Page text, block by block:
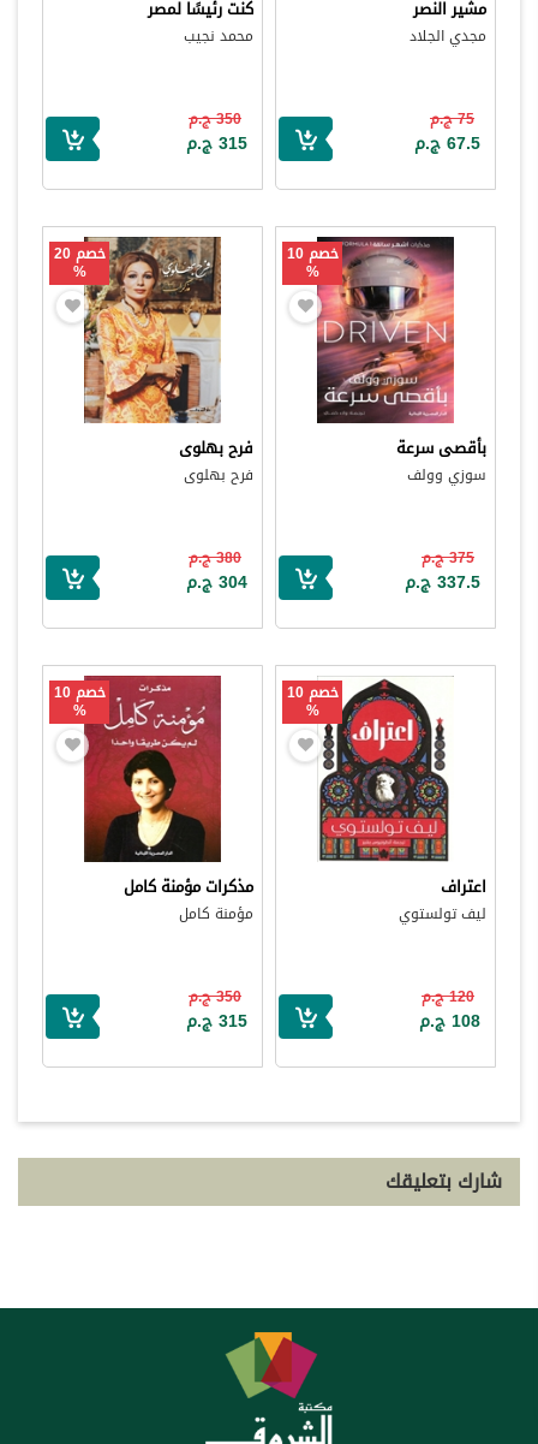
مشير النصر
مجدي الجلاد
75 ج.م
67.5 ج.م
كنت رئيسًا لمصر
محمد نجيب
350 ج.م
315 ج.م
خصم 10
%
بأقصى سرعة
سوزي وولف
375 ج.م
337.5 ج.م
خصم 20
%
فرح بهلوى
فرح بهلوى
380 ج.م
304 ج.م
خصم 10
%
اعتراف
ليف تولستوي
120 ج.م
108 ج.م
خصم 10
%
مذكرات مؤمنة كامل
مؤمنة كامل
350 ج.م
315 ج.م
شارك بتعليقك